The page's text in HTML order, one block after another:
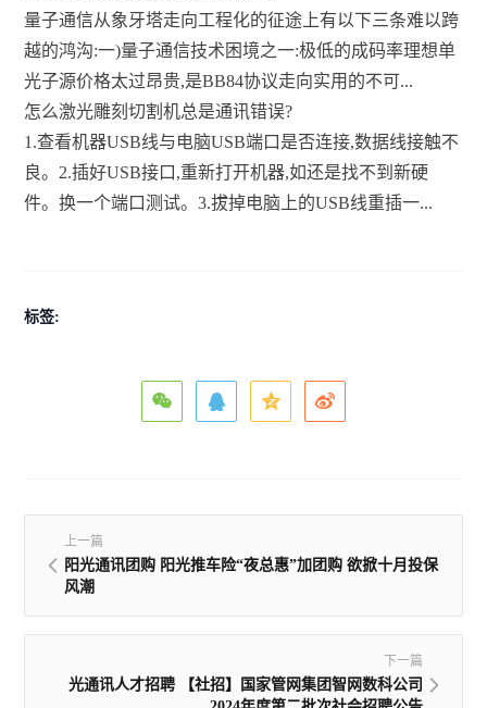
量子通信从象牙塔走向工程化的征途上有以下三条难以跨
越的鸿沟:一)量子通信技术困境之一:极低的成码率理想单
光子源价格太过昂贵,是BB84协议走向实用的不可...
怎么激光雕刻切割机总是通讯错误?
1.查看机器USB线与电脑USB端口是否连接,数据线接触不
良。2.插好USB接口,重新打开机器,如还是找不到新硬
件。换一个端口测试。3.拔掉电脑上的USB线重插一...
标签:
上一篇
阳光通讯团购 阳光推车险“夜总惠”加团购 欲掀十月投保
风潮
下一篇
光通讯人才招聘 【社招】国家管网集团智网数科公司